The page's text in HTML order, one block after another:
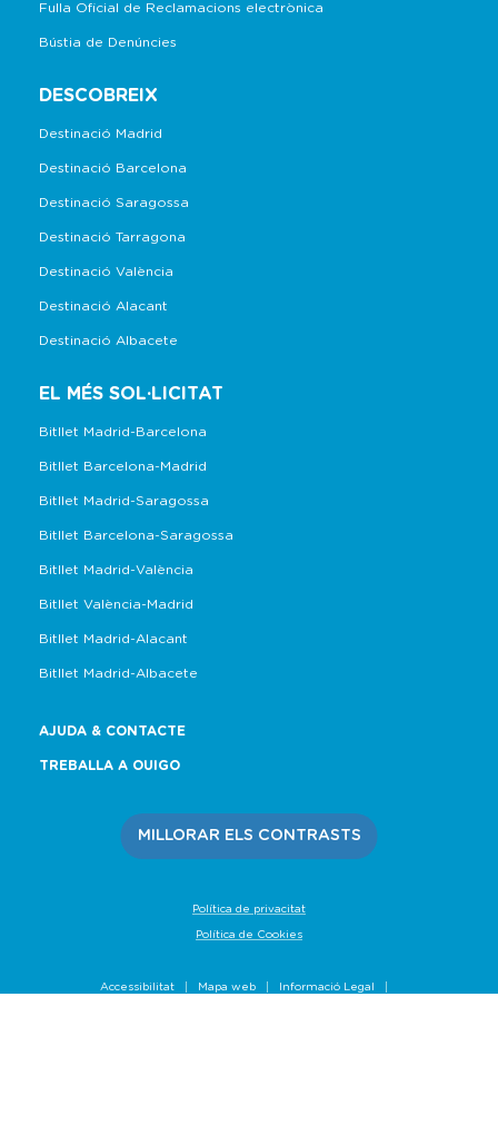
Fulla Oficial de Reclamacions electrònica
Bústia de Denúncies
DESCOBREIX
Destinació Madrid
Destinació Barcelona
Destinació Saragossa
Destinació Tarragona
Destinació València
Destinació Alacant
Destinació Albacete
EL MÉS SOL·LICITAT
Bitllet Madrid-Barcelona
Bitllet Barcelona-Madrid
Bitllet Madrid-Saragossa
Bitllet Barcelona-Saragossa
Bitllet Madrid-València
Bitllet València-Madrid
Bitllet Madrid-Alacant
Bitllet Madrid-Albacete
AJUDA & CONTACTE
TREBALLA A OUIGO
MILLORAR ELS CONTRASTS
Política de privacitat
Política de Cookies
Accessibilitat Mapa web Informació Legal